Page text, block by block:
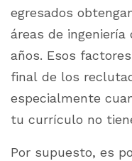
egresados
áreas de
años. Esos
final de los
especialmente
tu currículo no
Por supuesto, es